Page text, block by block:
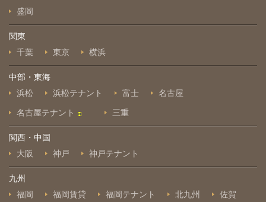
盛岡
関東
千葉
東京 横浜
中部・東海
浜松
浜松テナント 富士 名古屋
名古屋テナント 三重
関西・中国
大阪
神戸 神戸テナント
九州
福岡
福岡賃貸 福岡テナント 北九州 佐賀